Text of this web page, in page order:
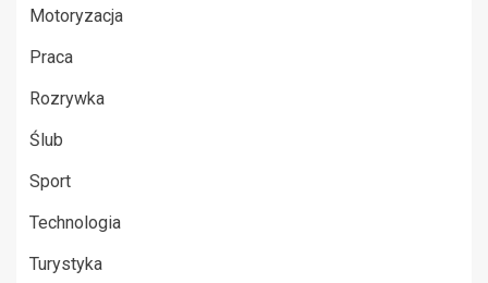
Motoryzacja
Praca
Rozrywka
Ślub
Sport
Technologia
Turystyka